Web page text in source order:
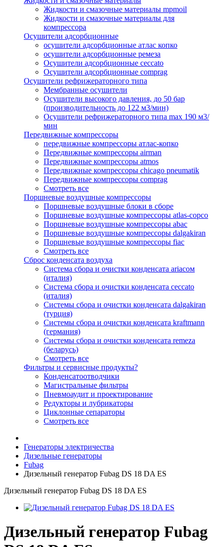
Жидкости и смазочные материалы mpmoil
Жидкости и смазочные материалы для
компрессора
Осушители адсорбционные
осушители адсорбционные атлас копко
осушители адсорбционные ремеза
Осушители адсорбционные ceccato
Осушители адсорбционные comprag
Осушители рефрижераторного типа
Мембранные осушители
Осушители высокого давления, до 50 бар
(производительность до 122 м3/мин)
Осушители рефрижераторного типа max 190 м3/
мин
Передвижные компрессоры
передвижные компрессоры атлас-копко
Передвижные компрессоры airman
Передвижные компрессоры atmos
Передвижные компрессоры chicago pneumatik
Передвижные компрессоры comprag
Смотреть все
Поршневые воздушные компрессоры
Поршневые воздушные блоки в сборе
Поршневые воздушные компрессоры atlas-copco
Поршневые воздушные компрессоры abac
Поршневые воздушные компрессоры dalgakiran
Поршневые воздушные компрессоры fiac
Смотреть все
Сброс конденсата воздуха
Система сбора и очистки конденсата ariacом
(италия)
Система сбора и очистки конденсата ceccato
(италия)
Системы сбора и очистки конденсата dalgakiran
(турция)
Системы сбора и очистки конденсата kraftmann
(германия)
Системы сбора и очистки конденсата remeza
(беларусь)
Смотреть все
Фильтры и сервисные продукты?
Конденсатоотводчики
Магистральные фильтры
Пневмоаудит и проектирование
Редукторы и лубрикаторы
Циклонные сепараторы
Смотреть все
Генераторы электричества
Дизельные генераторы
Fubag
Дизельный генератор Fubag DS 18 DA ES
Дизельный генератор Fubag DS 18 DA ES
Дизельный генератор Fubag